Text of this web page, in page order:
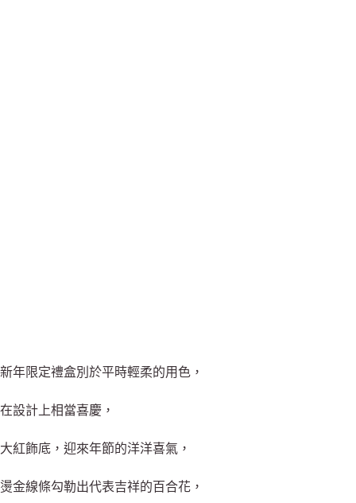
新年限定禮盒別於平時輕柔的用色，
在設計上相當喜慶，
大紅飾底，迎來年節的洋洋喜氣，
燙金線條勾勒出代表吉祥的百合花，